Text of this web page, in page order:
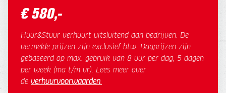
€ 580,-
Huur&Stuur verhuurt uitsluitend aan bedrijven. De
vermelde prijzen zijn exclusief btw. Dagprijzen zijn
gebaseerd op max. gebruik van 8 uur per dag, 5 dagen
per week (ma t/m vr). Lees meer over
de verhuurvoorwaarden